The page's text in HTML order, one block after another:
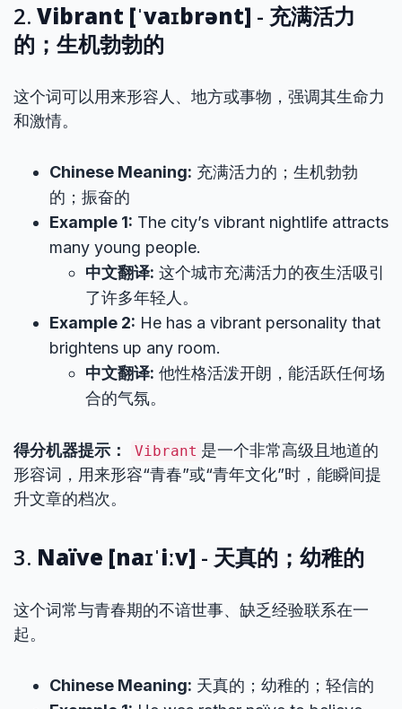
2. Vibrant [ˈvaɪbrənt] - 充满活力
的；生机勃勃的
这个词可以用来形容人、地方或事物，强调其生命力
和激情。
Chinese Meaning: 充满活力的；生机勃勃
的；振奋的
Example 1: The city’s vibrant nightlife attracts
many young people.
中文翻译: 这个城市充满活力的夜生活吸引
了许多年轻人。
Example 2: He has a vibrant personality that
brightens up any room.
中文翻译: 他性格活泼开朗，能活跃任何场
合的气氛。
得分机器提示： Vibrant 是一个非常高级且地道的
形容词，用来形容“青春”或“青年文化”时，能瞬间提
升文章的档次。
3. Naïve [naɪˈiːv] - 天真的；幼稚的
这个词常与青春期的不谙世事、缺乏经验联系在一
起。
Chinese Meaning: 天真的；幼稚的；轻信的